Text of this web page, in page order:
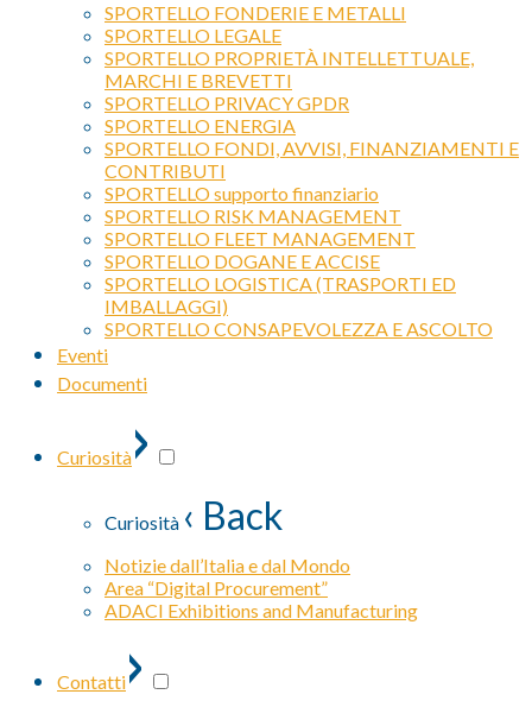
SPORTELLO FONDERIE E METALLI
SPORTELLO LEGALE
SPORTELLO PROPRIETÀ INTELLETTUALE,
MARCHI E BREVETTI
SPORTELLO PRIVACY GPDR
SPORTELLO ENERGIA
SPORTELLO FONDI, AVVISI, FINANZIAMENTI E
CONTRIBUTI
SPORTELLO supporto finanziario
SPORTELLO RISK MANAGEMENT
SPORTELLO FLEET MANAGEMENT
SPORTELLO DOGANE E ACCISE
SPORTELLO LOGISTICA (TRASPORTI ED
IMBALLAGGI)
SPORTELLO CONSAPEVOLEZZA E ASCOLTO
Eventi
Documenti
Curiosità›
Curiosità ‹ Back
Notizie dall’Italia e dal Mondo
Area “Digital Procurement”
ADACI Exhibitions and Manufacturing
Contatti›